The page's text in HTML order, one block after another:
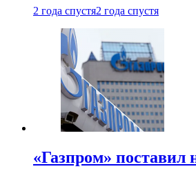
2 года спустя2 года спустя
«Газпром» поставил